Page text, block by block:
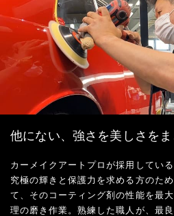
他にない、強さを美しさをま
カーメイクアートプロが採用してい
究極の輝きと保護力を求める方のた
て、そのコーティング剤の性能を最
理の磨き作業。熟練した職人が、最